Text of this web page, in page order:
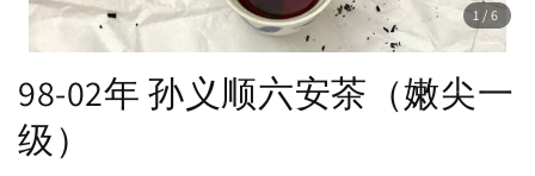
1 /6
98-02年 孙义顺六安茶（嫩尖一
级）